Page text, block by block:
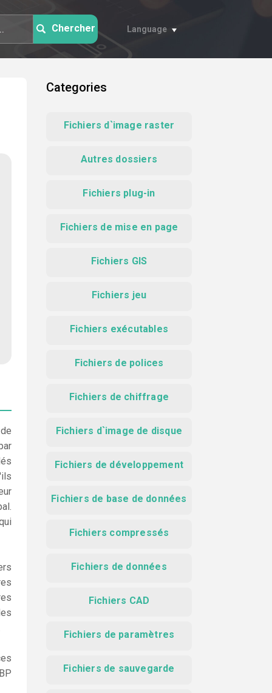
Chercher Language
Categories
Fichiers d`image raster
Autres dossiers
Fichiers plug-in
Fichiers de mise en page
Fichiers GIS
Fichiers jeu
Fichiers exécutables
Fichiers de polices
Fichiers de chiffrage
Fichiers d`image de disque
Fichiers de développement
Fichiers de base de données
Fichiers compressés
Fichiers de données
Fichiers CAD
Fichiers de paramètres
Fichiers de sauvegarde